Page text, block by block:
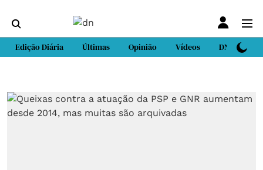
Edição Diária Últimas Opinião Vídeos DN Sport